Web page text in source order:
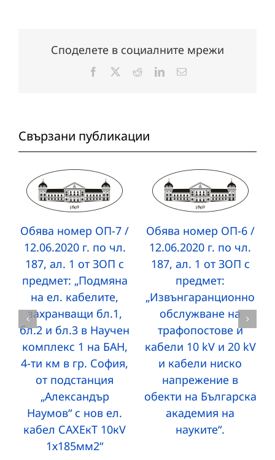
Споделете в социалните мрежи
Facebook RedditLinkedInЕлектронна
Свързани публикации
Обява номер ОП-7 /
12.06.2020 г. по чл.
187, ал. 1 от ЗОП с
предмет: „Подмяна
на ел. кабелите,
захранващи бл.1,
бл.2 и бл.3 в Научен
комплекс 1 на БАН,
4-ти км в гр. София,
от подстанция
„Александър
Наумов“ с нов ел.
кабел САХЕкТ 10кV
1х185мм2“
Обява номер ОП-6 /
12.06.2020 г. по чл.
187, ал. 1 от ЗОП с
предмет:
„Извънгаранционно
обслужване на
трафопостове и
кабели 10 kV и 20 kV
и кабели ниско
напрежение в
обекти на Българска
академия на
науките“.